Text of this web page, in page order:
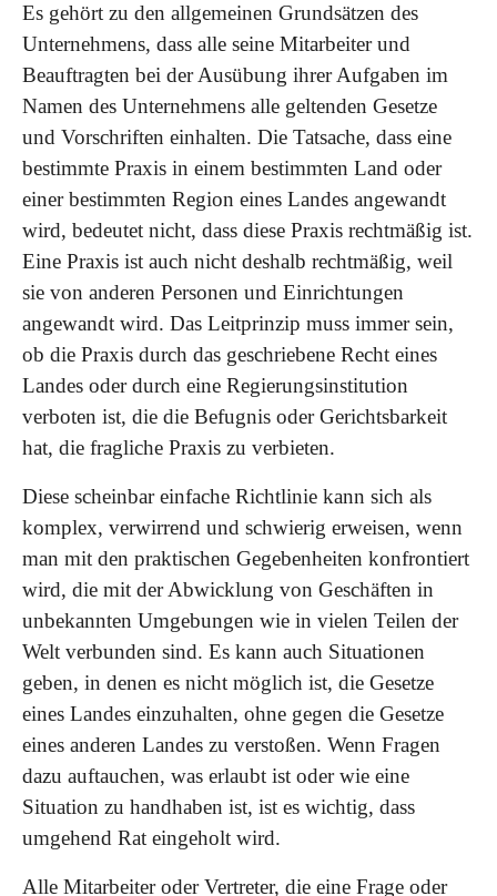
Es gehört zu den allgemeinen Grundsätzen des
Unternehmens, dass alle seine Mitarbeiter und
Beauftragten bei der Ausübung ihrer Aufgaben im
Namen des Unternehmens alle geltenden Gesetze
und Vorschriften einhalten. Die Tatsache, dass eine
bestimmte Praxis in einem bestimmten Land oder
einer bestimmten Region eines Landes angewandt
wird, bedeutet nicht, dass diese Praxis rechtmäßig ist.
Eine Praxis ist auch nicht deshalb rechtmäßig, weil
sie von anderen Personen und Einrichtungen
angewandt wird. Das Leitprinzip muss immer sein,
ob die Praxis durch das geschriebene Recht eines
Landes oder durch eine Regierungsinstitution
verboten ist, die die Befugnis oder Gerichtsbarkeit
hat, die fragliche Praxis zu verbieten.
Diese scheinbar einfache Richtlinie kann sich als
komplex, verwirrend und schwierig erweisen, wenn
man mit den praktischen Gegebenheiten konfrontiert
wird, die mit der Abwicklung von Geschäften in
unbekannten Umgebungen wie in vielen Teilen der
Welt verbunden sind. Es kann auch Situationen
geben, in denen es nicht möglich ist, die Gesetze
eines Landes einzuhalten, ohne gegen die Gesetze
eines anderen Landes zu verstoßen. Wenn Fragen
dazu auftauchen, was erlaubt ist oder wie eine
Situation zu handhaben ist, ist es wichtig, dass
umgehend Rat eingeholt wird.
Alle Mitarbeiter oder Vertreter, die eine Frage oder